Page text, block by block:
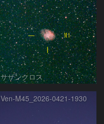
サザンクロス
Ven-M45_2026-0421-1930